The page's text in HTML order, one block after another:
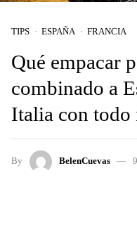
TIPS ESPAÑA FRANCIA
Qué empacar
combinado a
Italia con
By BelenCuevas